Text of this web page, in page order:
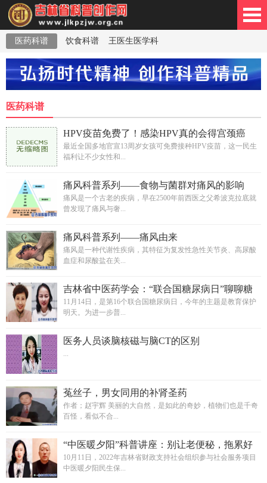
林省科普创作网
医药科谱 饮食科谱
王医生医学科
普
医药科谱
HPV疫苗免费了！感染HPV真的会得宫颈癌
吗？
最近全国多地官宣13周岁女孩可免费接种HPV疫苗，这一民生
福利让不少女性和...
痛风科普系列——食物与菌群对痛风的影响
痛风是一个古老的疾病，早在2500年前西医之父希波克拉底就
曾发现了痛风与奢...
痛风科普系列——痛风由来
痛风是一种代谢性疾病，其特征为复发性急性关节炎、高尿酸
血症和尿酸盐在关...
吉林省中医药学会：“联合国糖尿病日”聊聊糖
尿病那些事儿
11月14日，是第16个联合国糖尿病日，今年的主题是教育保护
明天。为进一步普...
医务人员谈脑核磁与脑CT的区别
...
菟丝子，男女同用的补肾圣药
作者；赵宇辉 美丽的大自然，是如此的奇妙，植物们也是千奇
百怪，看似不合...
“中医暖夕阳”科普讲座：别让老便秘，拖累好
身体
10月11日，2022年吉林省财政支持社会组织参与社会服务项目
中医暖夕阳民生保...